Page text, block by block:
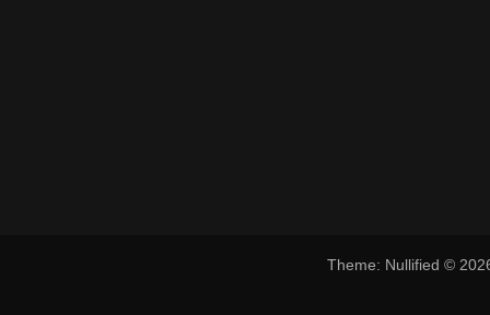
Theme: Nullified ©